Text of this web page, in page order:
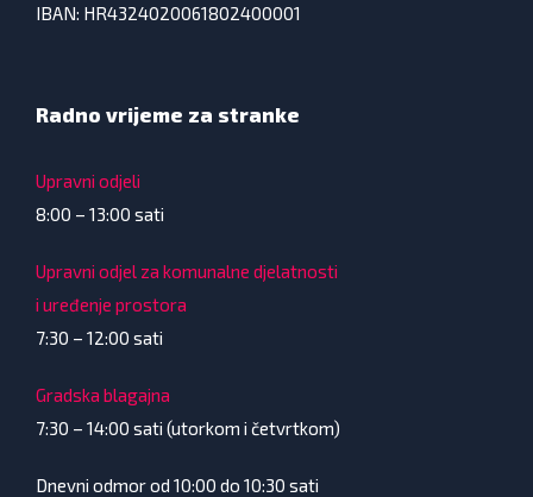
IBAN: HR4324020061802400001
Radno vrijeme za stranke
Upravni odjeli
8:00 – 13:00 sati
Upravni odjel za komunalne djelatnosti
i uređenje prostora
7:30 – 12:00 sati
Gradska blagajna
7:30 – 14:00 sati (utorkom i četvrtkom)
Dnevni odmor od 10:00 do 10:30 sati